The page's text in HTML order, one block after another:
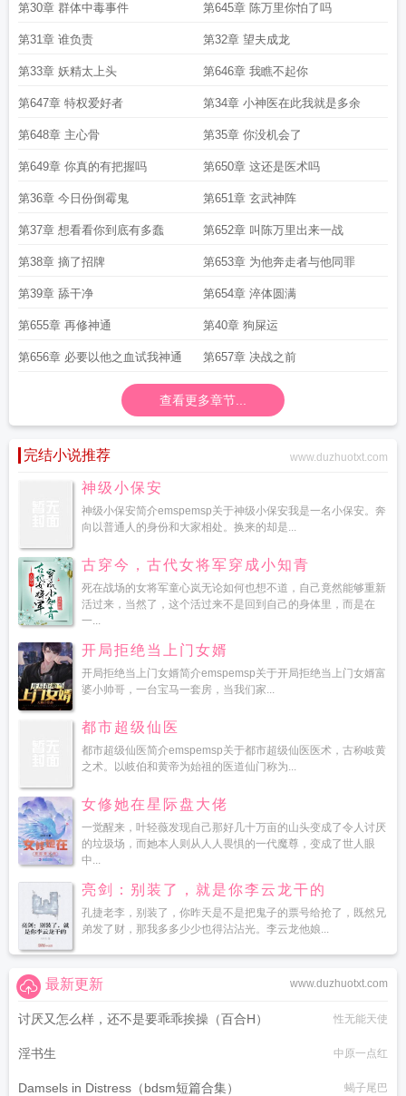
第30章 群体中毒事件 第645章 陈万里你怕了吗
第31章 谁负责 第32章 望夫成龙
第33章 妖精太上头 第646章 我瞧不起你
第647章 特权爱好者 第34章 小神医在此我就是多余
第648章 主心骨 第35章 你没机会了
第649章 你真的有把握吗 第650章 这还是医术吗
第36章 今日份倒霉鬼 第651章 玄武神阵
第37章 想看看你到底有多蠢 第652章 叫陈万里出来一战
第38章 摘了招牌 第653章 为他奔走者与他同罪
第39章 舔干净 第654章 淬体圆满
第655章 再修神通 第40章 狗屎运
第656章 必要以他之血试我神通 第657章 决战之前
查看更多章节...
完结小说推荐 www.duzhuotxt.com
神级小保安
神级小保安简介emspemsp关于神级小保安我是一名小保安。奔
向以普通人的身份和大家相处。换来的却是...
古穿今，古代女将军穿成小知青
死在战场的女将军童心岚无论如何也想不道，自己竟然能够重新
活过来，当然了，这个活过来不是回到自己的身体里，而是在
一...
开局拒绝当上门女婿
开局拒绝当上门女婿简介emspemsp关于开局拒绝当上门女婿富
婆小帅哥，一台宝马一套房，当我们家...
都市超级仙医
都市超级仙医简介emspemsp关于都市超级仙医医术，古称岐黄
之术。以岐伯和黄帝为始祖的医道仙门称为...
女修她在星际盘大佬
一觉醒来，叶轻薇发现自己那好几十万亩的山头变成了令人讨厌
的垃圾场，而她本人则从人人畏惧的一代魔尊，变成了世人眼
中...
亮剑：别装了，就是你李云龙干的
孔捷老李，别装了，你昨天是不是把鬼子的票号给抢了，既然兄
弟发了财，那我多多少少也得沾沾光。李云龙他娘...
www.duzhuotxt.com
最新更新
讨厌又怎么样，还不是要乖乖挨操（百合H） 性无能天使
淫书生 中原一点红
Damsels in Distress（bdsm短篇合集） 蝎子尾巴